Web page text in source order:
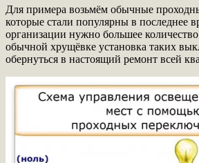
Для примера возьмём обычные
которые стали популярны в последнее
организации нужно большее
обычной хрущёвке установка таких
обернуться в настоящий ремонт всей